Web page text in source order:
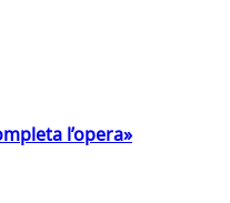
l’opera»